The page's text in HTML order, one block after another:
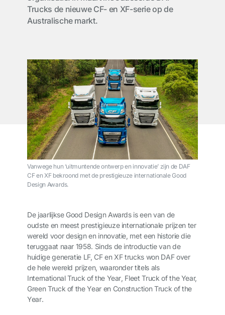
Trucks de nieuwe CF- en XF-serie op de
Australische markt.
Vanwege hun ‘uitmuntende ontwerp en innovatie’ zijn de DAF
CF en XF bekroond met de prestigieuze internationale Good
Design Awards.
De jaarlijkse Good Design Awards is een van de
oudste en meest prestigieuze internationale prijzen ter
wereld voor design en innovatie, met een historie die
teruggaat naar 1958. Sinds de introductie van de
huidige generatie LF, CF en XF trucks won DAF over
de hele wereld prijzen, waaronder titels als
International Truck of the Year, Fleet Truck of the Year,
Green Truck of the Yearen Construction Truck of the
Year.